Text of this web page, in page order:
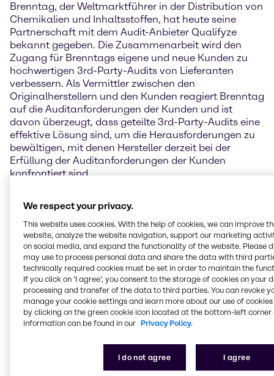
Brenntag, der Weltmarktführer in der Distribution von
Chemikalien und Inhaltsstoffen, hat heute seine
Partnerschaft mit dem Audit-Anbieter Qualifyze
bekannt gegeben. Die Zusammenarbeit wird den
Zugang für Brenntags eigene und neue Kunden zu
hochwertigen 3rd-Party-Audits von Lieferanten
verbessern. Als Vermittler zwischen den
Originalherstellern und den Kunden reagiert Brenntag
auf die Auditanforderungen der Kunden und ist
davon überzeugt, dass geteilte 3rd-Party-Audits eine
effektive Lösung sind, um die Herausforderungen zu
bewältigen, mit denen Hersteller derzeit bei der
Erfüllung der Auditanforderungen der Kunden
konfrontiert sind.
spezialisiert und in der Lage 3rd-Party-Audits
durchzuführen. Qualifyze Expertise deckt ein breites
Spektrum ab, darunter Hilfsstoffe,
Ausgangsmaterialien, Verpackungen, Nachhaltigkeit
und mehr. Qualifyze kümmert sich um jeden Schritt
des Audit-Zyklus, von der Planung und Terminierung
der Agenda über die Aktualisierung von Korrektur-
und Vorbeugemaßnahmen bis hin zur Erstellung von
Zwischen- und Abschlussberichten.
Qualifyze, einem Branchenführer im Bereich Audits",
sagte Ryan Hill, Director Pharma Services EMEA bei
We respect your privacy.
This website uses cookies. With the help of cookies, we can improve
website, analyze the website navigation, support our marketing
on social media, and expand the functionality of the website. Please
may use to process personal data and share the data with third
technically required cookies must be set in order to maintain the
If you click on ’I agree’, you consent to the storage of cookies on your
processing and transfer of the data to third parties. You can revoke
manage your cookie settings and learn more about our use of cookies
by clicking on the green cookie icon located at the bottom-left corner
information can be found in our Privacy Policy.
I do not agree I agree